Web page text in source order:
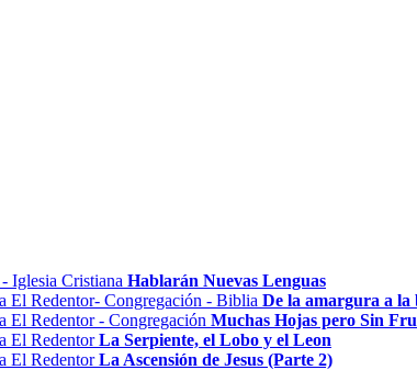
Hablarán Nuevas Lenguas
De la amargura a la
Muchas Hojas pero Sin
La Serpiente, el Lobo y el Leon
La Ascensión de Jesus (Parte 2)